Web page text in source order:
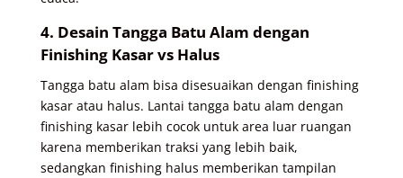
4. Desain Tangga Batu Alam dengan
Finishing Kasar vs Halus
Tangga batu alam bisa disesuaikan dengan finishing
kasar atau halus. Lantai tangga batu alam dengan
finishing kasar lebih cocok untuk area luar ruangan
karena memberikan traksi yang lebih baik,
sedangkan finishing halus memberikan tampilan